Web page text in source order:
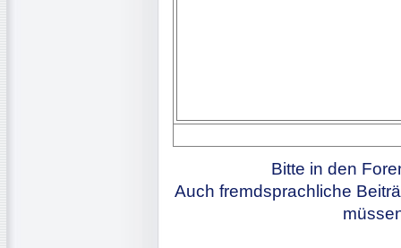
Bitte in den
Auch fremdsprachliche